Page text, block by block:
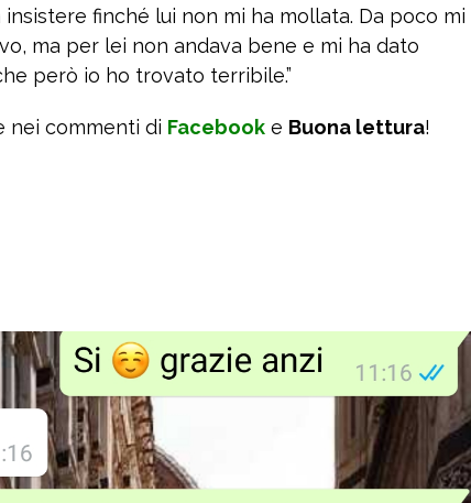
finché lui non mi ha mollata. Da poco mi
ma per lei non andava bene e mi ha dato
però io ho trovato terribile.”
nei commenti di Facebook e Buona lettura!